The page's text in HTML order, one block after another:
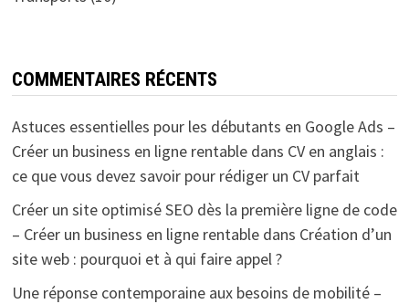
COMMENTAIRES RÉCENTS
Astuces essentielles pour les débutants en Google Ads –
Créer un business en ligne rentabledans CV en anglais :
ce que vous devez savoir pour rédiger un CV parfait
Créer un site optimisé SEO dès la première ligne de code
– Créer un business en ligne rentabledans Création d’un
site web : pourquoi et à qui faire appel ?
Une réponse contemporaine aux besoins de mobilité –